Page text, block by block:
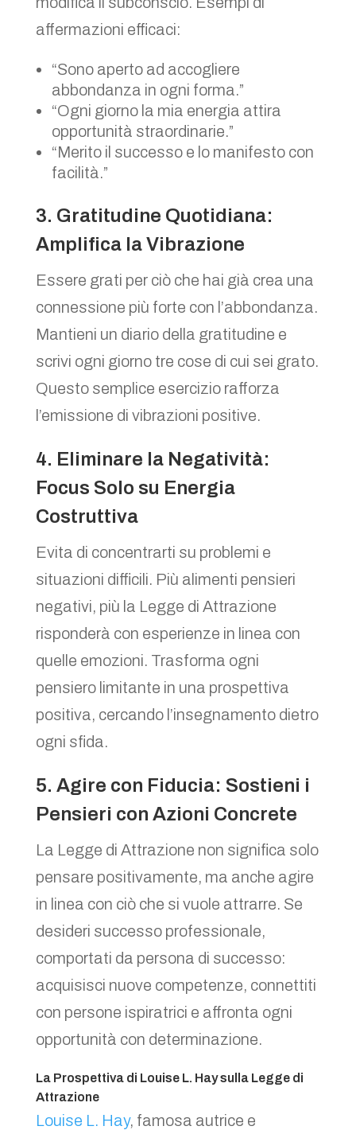
affermazioni efficaci:
“Sono aperto ad accogliere
abbondanza in ogni forma.”
“Ogni giorno la mia energia attira
opportunità straordinarie.”
“Merito il successo e lo manifesto con
facilità.”
3. Gratitudine Quotidiana:
Amplifica la Vibrazione
Essere grati per ciò che hai già crea una
connessione più forte con l’abbondanza.
Mantieni un diario della gratitudine e
scrivi ogni giorno tre cose di cui sei grato.
Questo semplice esercizio rafforza
l’emissione di vibrazioni positive.
4. Eliminare la Negatività:
Focus Solo su Energia
Costruttiva
Evita di concentrarti su problemi e
situazioni difficili. Più alimenti pensieri
negativi, più la Legge di Attrazione
risponderà con esperienze in linea con
quelle emozioni. Trasforma ogni
pensiero limitante in una prospettiva
positiva, cercando l’insegnamento dietro
ogni sfida.
5. Agire con Fiducia: Sostieni i
Pensieri con Azioni Concrete
La Legge di Attrazione non significa solo
pensare positivamente, ma anche agire
in linea con ciò che si vuole attrarre. Se
desideri successo professionale,
comportati da persona di successo:
acquisisci nuove competenze, connettiti
con persone ispiratrici e affronta ogni
opportunità con determinazione.
La Prospettiva di Louise L. Hay sulla Legge di
Attrazione
Louise L. Hay, famosa autrice e